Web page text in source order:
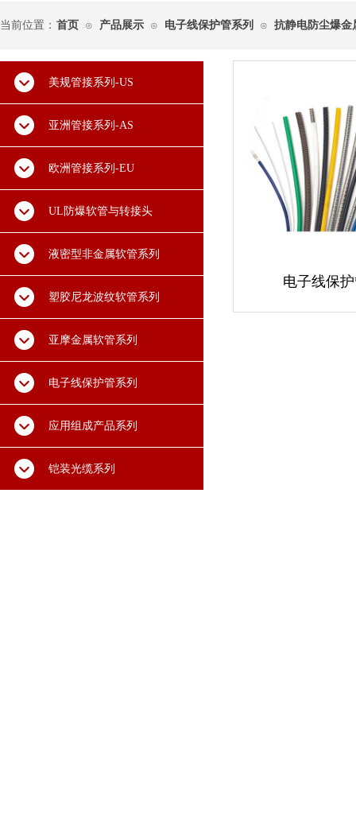
当前位置： 首页 ⊙ 产品展示 ⊙ 电子线保护管系列 ⊙ 抗静电防尘爆金
电子线保
美规管接系列-US
亚洲管接系列-AS
欧洲管接系列-EU
UL防爆软管与转接头
液密型非金属软管系列
塑胶尼龙波纹软管系列
亚摩金属软管系列
电子线保护管系列
应用组成产品系列
铠装光缆系列